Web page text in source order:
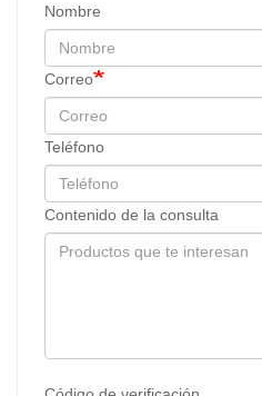
Nombre
Correo
Teléfono
Contenido de la consulta